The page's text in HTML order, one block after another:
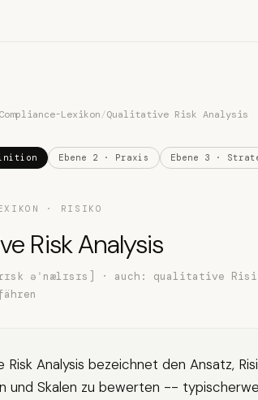
Compliance-Lexikon/Qualitative Risk Analysis
Ebene 2 · Praxis Ebene 3 ·
· RISIKO
Risk Analysis
əˈnælɪsɪs] · auch: qualitative
Risk Analysis bezeichnet den Ansatz,
und Skalen zu bewerten --